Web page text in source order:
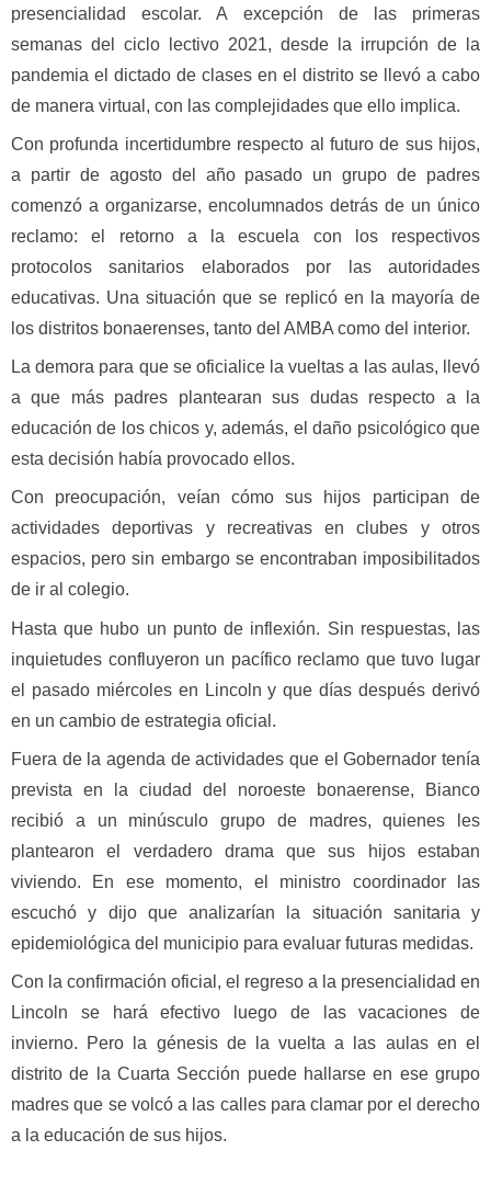
presencialidad escolar. A excepción de las primeras
semanas del ciclo lectivo 2021, desde la irrupción de la
pandemia el dictado de clases en el distrito se llevó a cabo
de manera virtual, con las complejidades que ello implica.
Con profunda incertidumbre respecto al futuro de sus hijos,
a partir de agosto del año pasado un grupo de padres
comenzó a organizarse, encolumnados detrás de un único
reclamo: el retorno a la escuela con los respectivos
protocolos sanitarios elaborados por las autoridades
educativas. Una situación que se replicó en la mayoría de
los distritos bonaerenses, tanto del AMBA como del interior.
La demora para que se oficialice la vueltas a las aulas, llevó
a que más padres plantearan sus dudas respecto a la
educación de los chicos y, además, el daño psicológico que
esta decisión había provocado ellos.
Con preocupación, veían cómo sus hijos participan de
actividades deportivas y recreativas en clubes y otros
espacios, pero sin embargo se encontraban imposibilitados
de ir al colegio.
Hasta que hubo un punto de inflexión. Sin respuestas, las
inquietudes confluyeron un pacífico reclamo que tuvo lugar
el pasado miércoles en Lincoln y que días después derivó
en un cambio de estrategia oficial.
Fuera de la agenda de actividades que el Gobernador tenía
prevista en la ciudad del noroeste bonaerense, Bianco
recibió a un minúsculo grupo de madres, quienes les
plantearon el verdadero drama que sus hijos estaban
viviendo. En ese momento, el ministro coordinador las
escuchó y dijo que analizarían la situación sanitaria y
epidemiológica del municipio para evaluar futuras medidas.
Con la confirmación oficial, el regreso a la presencialidad en
Lincoln se hará efectivo luego de las vacaciones de
invierno. Pero la génesis de la vuelta a las aulas en el
distrito de la Cuarta Sección puede hallarse en ese grupo
madres que se volcó a las calles para clamar por el derecho
a la educación de sus hijos.